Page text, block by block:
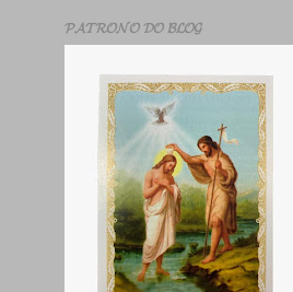
𝓟𝓐𝓣𝓡𝓞𝓝𝓞 𝓓𝓞 𝓑𝓛𝓞𝓖